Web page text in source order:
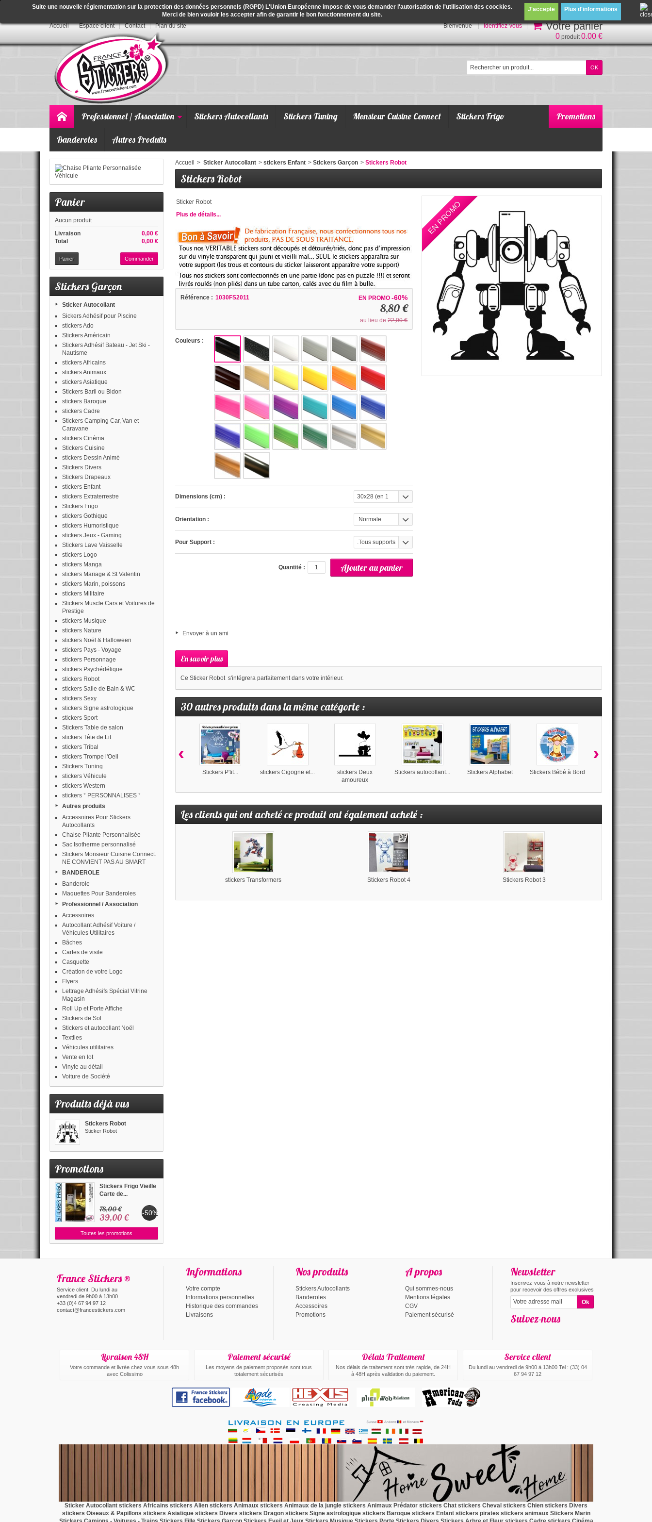
Accueil Espace client Contact Plan du site Bienvenue Identifiez-vous Votre panier
0 produit0.00 €
Promotions
Professionnel / Association Stickers Autocollants Stickers Tuning Monsieur Cuisine Connect Stickers Frigo
Banderoles Autres Produits
Suite une nouvelle réglementation sur la protection des données personnels (RGPD) L'Union Européenne impose de vous demander l'autorisation de l'utilisation des coockies.
Merci de bien vouloir les accepter afin de garantir le bon fonctionnement du site.
J'accepte Plus d'informations
Panier
Aucun produit
0,00 €
Livraison
0,00 €
Total
Panier Commander
Stickers Garçon
Sticker Autocollant
Sickers Adhésif pour Piscine
stickers Ado
Stickers Américain
Stickers Adhésif Bateau - Jet Ski -
Nautisme
stickers Africains
stickers Animaux
stickers Asiatique
Stickers Baril ou Bidon
stickers Baroque
stickers Cadre
Stickers Camping Car, Van et
Caravane
stickers Cinéma
Stickers Cuisine
stickers Dessin Animé
Stickers Divers
Stickers Drapeaux
stickers Enfant
stickers Extraterrestre
Stickers Frigo
stickers Gothique
stickers Humoristique
stickers Jeux - Gaming
Stickers Lave Vaisselle
stickers Logo
stickers Manga
stickers Mariage & St Valentin
stickers Marin, poissons
stickers Militaire
Stickers Muscle Cars et Voitures de
Prestige
stickers Musique
stickers Nature
stickers Noël & Halloween
stickers Pays - Voyage
stickers Personnage
stickers Psychédélique
stickers Robot
stickers Salle de Bain & WC
stickers Sexy
stickers Signe astrologique
stickers Sport
Stickers Table de salon
stickers Tête de Lit
stickers Tribal
stickers Trompe l'Oeil
Stickers Tuning
stickers Véhicule
stickers Western
stickers ° PERSONNALISES °
Autres produits
Accessoires Pour Stickers
Autocollants
Chaise Pliante Personnalisée
Sac Isotherme personnalisé
Stickers Monsieur Cuisine Connect.
NE CONVIENT PAS AU SMART
BANDEROLE
Banderole
Maquettes Pour Banderoles
Professionnel / Association
Accessoires
Autocollant Adhésif Voiture /
Véhicules Utilitaires
Bâches
Cartes de visite
Casquette
Création de votre Logo
Flyers
Lettrage Adhésifs Spécial Vitrine
Magasin
Roll Up et Porte Affiche
Stickers de Sol
Stickers et autocollant Noël
Textiles
Véhicules utilitaires
Vente en lot
Vinyle au détail
Voiture de Société
Produits déjà vus
Stickers Robot
Sticker Robot
Promotions
Stickers Frigo Vieille
Carte de...
78,00 € -50%
39,00 €
Toutes les promotions
Accueil > Sticker Autocollant > stickers Enfant > Stickers Garçon > Stickers Robot
Stickers Robot
EN PROMO
Sticker Robot
Plus de détails...
EN PROMO-60%
8,80 €
au lieu de22,00 €
Référence : 1030FS2011
Couleurs :
Dimensions (cm) :
30x28 (en 1
partie)
Orientation :
.Normale
Pour Support : .Tous supports
Quantité :
Envoyer à un ami
En savoir plus
Ce Sticker Robot s'intégrera parfaitement dans votre intérieur.
30 autres produits dans la même catégorie :
Stickers P'tit... stickers Cigogne et...
stickers Deux
amoureux
Stickers autocollant... Stickers Alphabet Stickers Bébé à Bord
‹ ›
Les clients qui ont acheté ce produit ont également acheté :
stickers Transformers Stickers Robot 4 Stickers Robot 3
France Stickers ®
Service client, Du lundi au
vendredi de 9h00 à 13h00.
+33 (0)4 67 94 97 12
contact@francestickers.com
Informations
Votre compte
Informations personnelles
Historique des commandes
Livraisons
Nos produits
Stickers Autocollants
Banderoles
Accessoires
Promotions
A propos
Qui sommes-nous
Mentions légales
CGV
Paiement sécurisé
Newsletter
Inscrivez-vous à notre newsletter
pour recevoir des offres exclusives
Suivez-nous
Livraison 48H
Votre commande et livrée chez vous sous 48h
avec Colissimo
Paiement sécurisé
Les moyens de paiement proposés sont tous
totalement sécurisés
Délais Traitement
Nos délais de traitement sont très rapide, de 24H
à 48H après validation du paiement.
Service client
Du lundi au vendredi de 9h00 à 13h00 Tel : (33) 04
67 94 97 12
Sticker Autocollant stickers Africains stickers Alien stickers Animaux stickers Animaux de la jungle stickers Animaux Prédator stickers Chat stickers Cheval stickers Chien stickers Divers
stickers Oiseaux & Papillons stickers Asiatique stickers Divers stickers Dragon stickers Signe astrologique stickers Baroque stickers Enfant stickers pirates stickers animaux Stickers Marin